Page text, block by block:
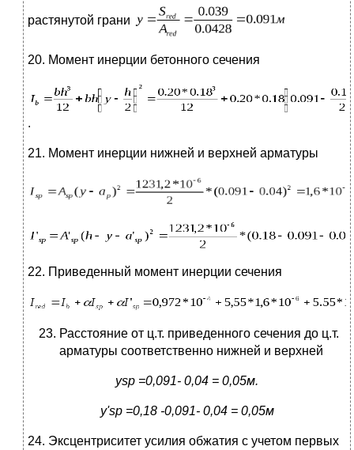
растянутой грани
20. Момент инерции бетонного сечения
.
21. Момент инерции нижней и верхней арматуры
22. Приведенный момент инерции сечения
Расстояние от ц.т. приведенного сечения до ц.т.
арматуры соответственно нижней и верхней
ysp =0,091- 0,04 = 0,05м.
y'sp=0,18 -0,091- 0,04 = 0,05м
24. Эксцентриситет усилия обжатия с учетом первых